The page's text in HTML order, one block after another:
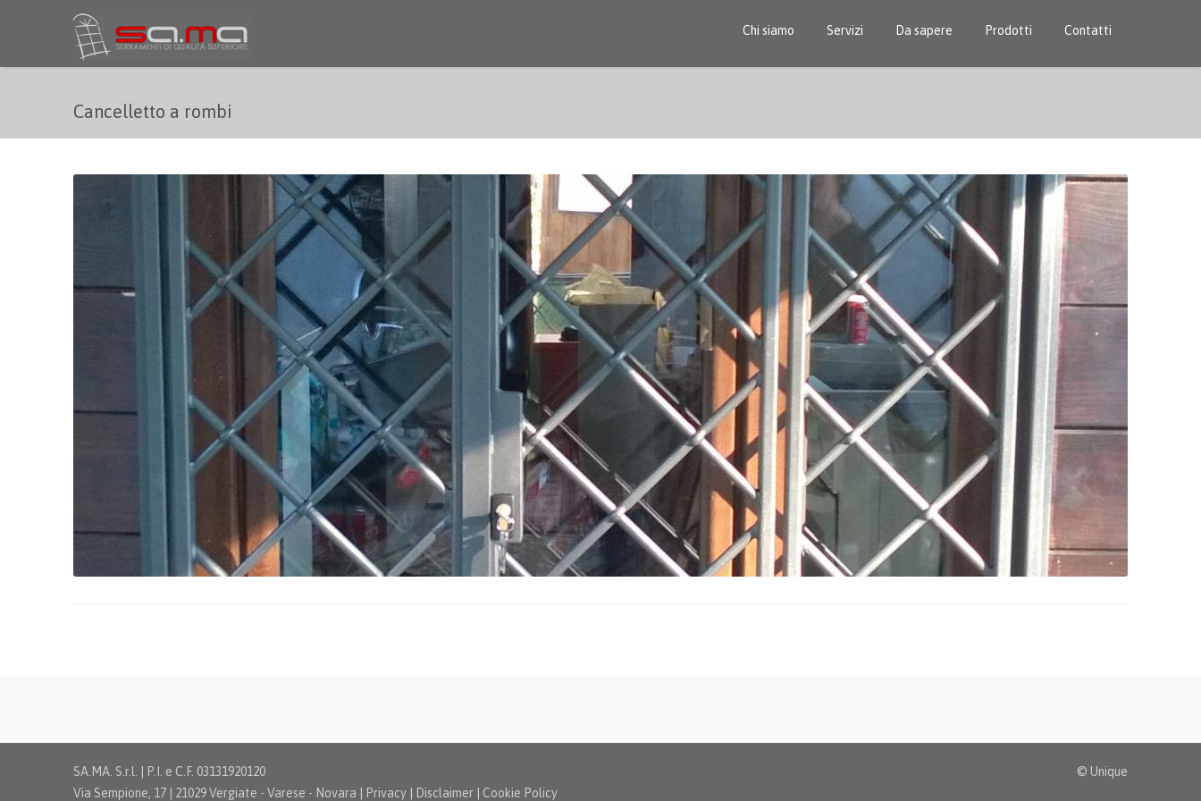
Chi siamo Servizi Da sapere Prodotti Contatti
Cancelletto a rombi
SA.MA. S.r.l. | P.I. e C.F. 03131920120
Via Sempione, 17 | 21029 Vergiate - Varese - Novara |
Privacy Disclaimer Cookie Policy
© Unique